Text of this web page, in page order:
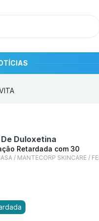
Duloxetina
Retardada com 30
/ MANTECORP SKINCARE /